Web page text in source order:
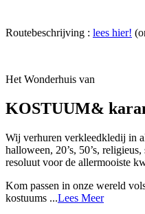
Routebeschrijving : lees hier!
Het Wonderhuis van
KOSTUUM&
Wij verhuren verkleedkledij in
halloween, 20’s, 50’s,
resoluut voor de allermooiste
Kom passen in onze wereld
kostuums ...Lees Meer